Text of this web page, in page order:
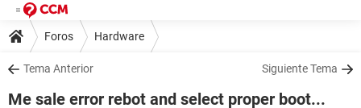
Foros Hardware
Tema Anterior Siguiente Tema
Me sale error rebot and select proper boot...